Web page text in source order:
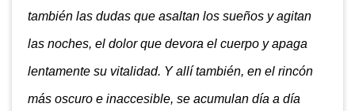
también las dudas que asaltan los sueños y agitan
las noches, el dolor que devora el cuerpo y apaga
lentamente su vitalidad. Y allí también, en el rincón
más oscuro e inaccesible, se acumulan día a día